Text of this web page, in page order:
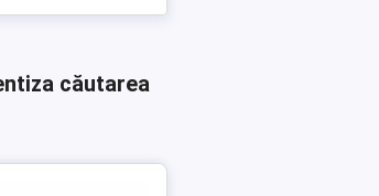
căutarea